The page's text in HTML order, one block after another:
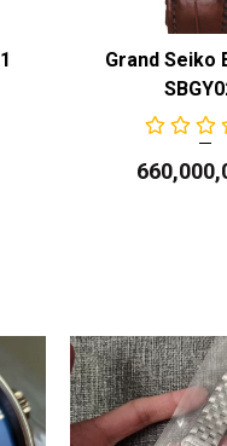
Grand Seiko